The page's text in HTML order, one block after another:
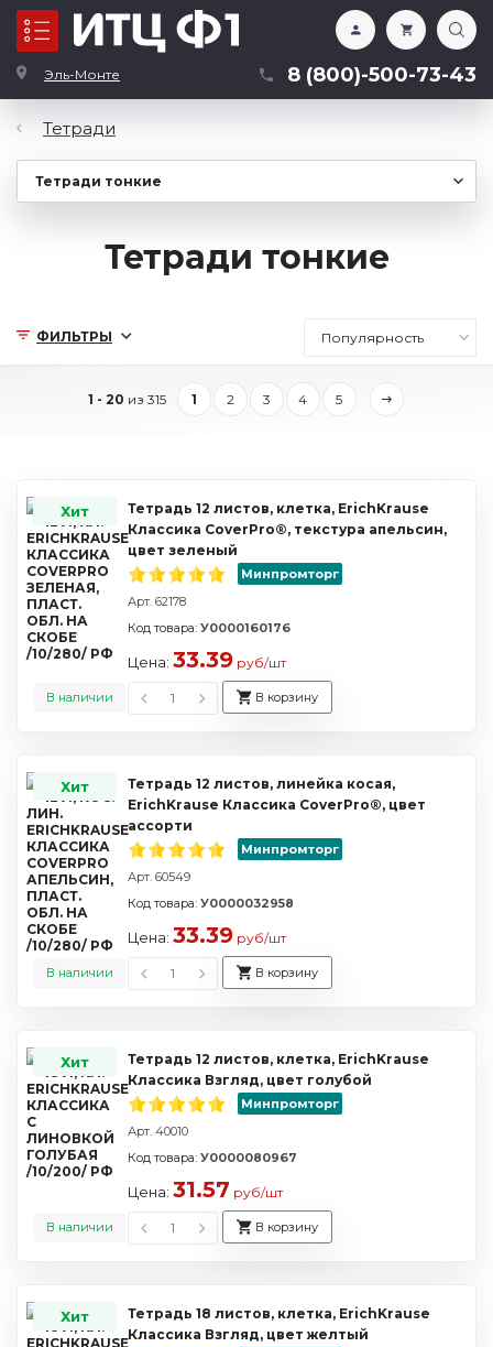
Эль-Монте 8 (800)-500-73-43
Каталог
ФИЛЬТРЫ
Тетради
Тетради тонкие
1 - 20 из 315 1 2 3 4 5
Хит
Тетрадь 12 листов, клетка, ErichKrause
Классика CoverPrо®, текстура апельсин,
цвет зеленый
Минпромторг
Арт. 62178
В наличии
Код товара: У0000160176
Цена: 33.39 руб/шт
В корзину
Хит
Тетрадь 12 листов, линейка косая,
ErichKrause Классика CoverPrо®, цвет
ассорти
Минпромторг
Арт. 60549
В наличии
Код товара: У0000032958
Цена: 33.39 руб/шт
В корзину
Хит
Тетрадь 12 листов, клетка, ErichKrause
Классика Взгляд, цвет голубой
Минпромторг
Арт. 40010
В наличии
Код товара: У0000080967
Цена: 31.57 руб/шт
В корзину
Хит
Тетрадь 18 листов, клетка, ErichKrause
Классика Взгляд, цвет желтый